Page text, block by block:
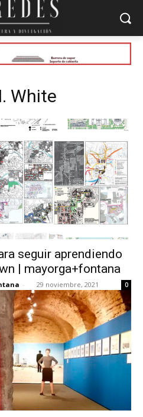
White
seguir aprendiendo
| mayorga+fontana
- 29 noviembre, 2021 0